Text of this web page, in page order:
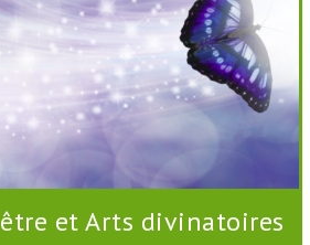
et Arts divinatoires